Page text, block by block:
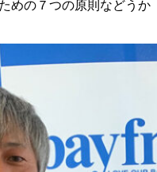
めの７つの原則などうか